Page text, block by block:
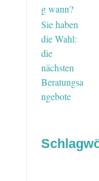
g wann?
Sie haben
die Wahl:
die
nächsten
Beratungsa
ngebote